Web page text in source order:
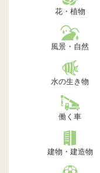
花・植物
風景・自然
水の生き物
働く車
建物・建造物